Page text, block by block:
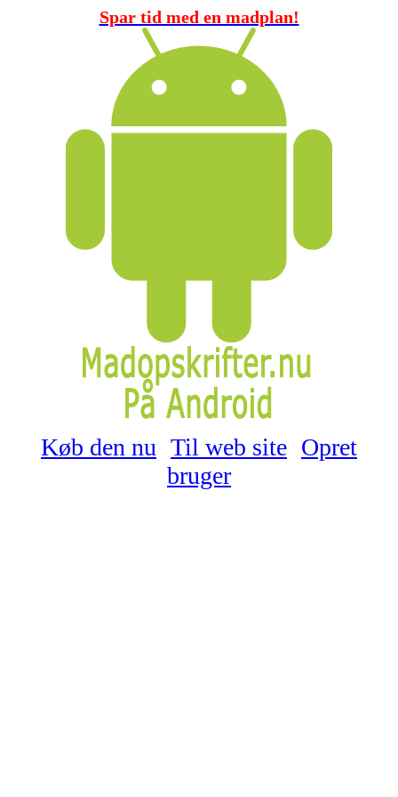
Spar tid med en madplan!
Køb den nu Til web site Opret
bruger